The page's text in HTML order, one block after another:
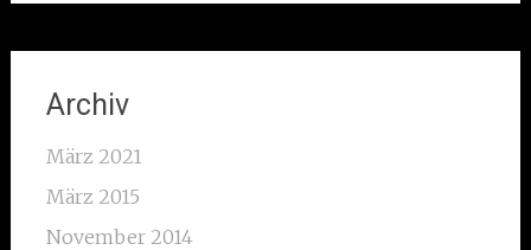
Archiv
März 2021
März 2015
November 2014